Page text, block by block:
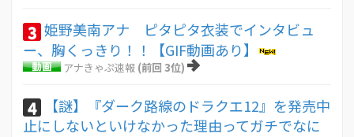
3 姫野美南アナ ピタピタ衣装でインタビュ
ー、胸くっきり！！【GIF動画あり】
アナきゃぷ速報 (前回 3位)
4
【謎】『ダーク路線のドラクエ12』を発売中
止にしないといけなかった理由ってガチでなに